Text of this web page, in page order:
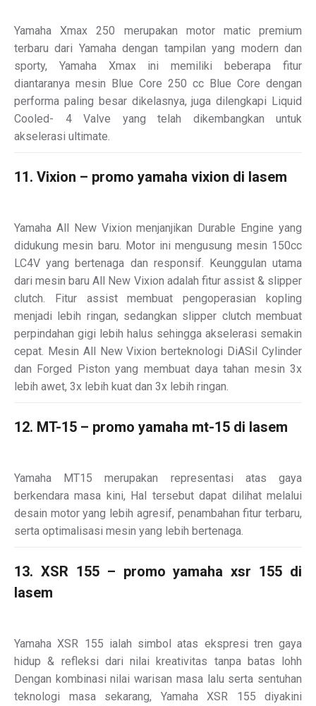
Yamaha Xmax 250 merupakan motor matic premium
terbaru dari Yamaha dengan tampilan yang modern dan
sporty, Yamaha Xmax ini memiliki beberapa fitur
diantaranya mesin Blue Core 250 cc Blue Core dengan
performa paling besar dikelasnya, juga dilengkapi Liquid
Cooled- 4 Valve yang telah dikembangkan untuk
akselerasi ultimate.
11. Vixion – promo yamaha vixion di lasem
Yamaha All New Vixion menjanjikan Durable Engine yang
didukung mesin baru. Motor ini mengusung mesin 150cc
LC4V yang bertenaga dan responsif. Keunggulan utama
dari mesin baru All New Vixion adalah fitur assist & slipper
clutch. Fitur assist membuat pengoperasian kopling
menjadi lebih ringan, sedangkan slipper clutch membuat
perpindahan gigi lebih halus sehingga akselerasi semakin
cepat. Mesin All New Vixion berteknologi DiASil Cylinder
dan Forged Piston yang membuat daya tahan mesin 3x
lebih awet, 3x lebih kuat dan 3x lebih ringan.
12. MT-15 – promo yamaha mt-15 di lasem
Yamaha MT15 merupakan representasi atas gaya
berkendara masa kini, Hal tersebut dapat dilihat melalui
desain motor yang lebih agresif, penambahan fitur terbaru,
serta optimalisasi mesin yang lebih bertenaga.
13. XSR 155 – promo yamaha xsr 155 di
lasem
Yamaha XSR 155 ialah simbol atas ekspresi tren gaya
hidup & refleksi dari nilai kreativitas tanpa batas lohh
Dengan kombinasi nilai warisan masa lalu serta sentuhan
teknologi masa sekarang, Yamaha XSR 155 diyakini